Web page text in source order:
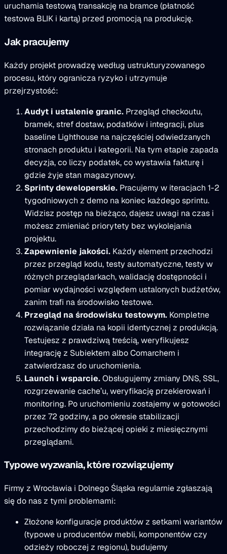
uruchamia testową transakcję na bramce (płatność
testowa BLIK i kartą) przed promocją na produkcję.
Jak pracujemy
Każdy projekt prowadzę według ustrukturyzowanego
procesu, który ogranicza ryzyko i utrzymuje
przejrzystość:
Audyt i ustalenie granic. Przegląd checkoutu,
bramek, stref dostaw, podatków i integracji, plus
baseline Lighthouse na najczęściej odwiedzanych
stronach produktu i kategorii. Na tym etapie zapada
decyzja, co liczy podatek, co wystawia fakturę i
gdzie żyje stan magazynowy.
Sprinty deweloperskie. Pracujemy w iteracjach 1-2
tygodniowych z demo na koniec każdego sprintu.
Widzisz postęp na bieżąco, dajesz uwagi na czas i
możesz zmieniać priorytety bez wykolejania
projektu.
Zapewnienie jakości. Każdy element przechodzi
przez przegląd kodu, testy automatyczne, testy w
różnych przeglądarkach, walidację dostępności i
pomiar wydajności względem ustalonych budżetów,
zanim trafi na środowisko testowe.
Przegląd na środowisku testowym. Kompletne
rozwiązanie działa na kopii identycznej z produkcją.
Testujesz z prawdziwą treścią, weryfikujesz
integrację z Subiektem albo Comarchem i
zatwierdzasz do uruchomienia.
Launch i wsparcie.Obsługujemy zmiany DNS, SSL,
rozgrzewanie cache’u, weryfikację przekierowań i
monitoring. Po uruchomieniu zostajemy w gotowości
przez 72 godziny, a po okresie stabilizacji
przechodzimy do bieżącej opieki z miesięcznymi
przeglądami.
Typowe wyzwania, które rozwiązujemy
Firmy z Wrocławia i Dolnego Śląska regularnie zgłaszają
się do nas z tymi problemami:
Złożone konfiguracje produktów z setkami wariantów
(typowe u producentów mebli, komponentów czy
odzieży roboczej z regionu), budujemy